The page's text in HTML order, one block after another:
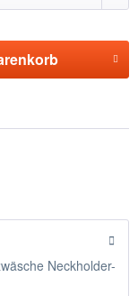
Neckholder-